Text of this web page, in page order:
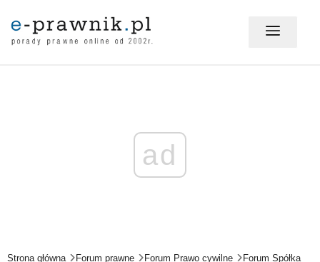
PORADY PRAWNE ONLINE
ad
Strona główna Forum prawne Forum Prawo cywilne
Forum Spółka